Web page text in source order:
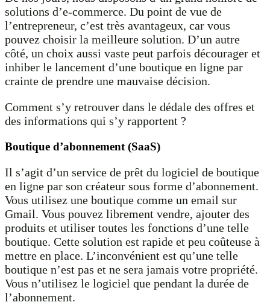
solutions d’e-commerce. Du point de vue de
l’entrepreneur, c’est très avantageux, car vous
pouvez choisir la meilleure solution. D’un autre
côté, un choix aussi vaste peut parfois décourager et
inhiber le lancement d’une boutique en ligne par
crainte de prendre une mauvaise décision.
Comment s’y retrouver dans le dédale des offres et
des informations qui s’y rapportent ?
Boutique d’abonnement (SaaS)
Il s’agit d’un service de prêt du logiciel de boutique
en ligne par son créateur sous forme d’abonnement.
Vous utilisez une boutique comme un email sur
Gmail. Vous pouvez librement vendre, ajouter des
produits et utiliser toutes les fonctions d’une telle
boutique. Cette solution est rapide et peu coûteuse à
mettre en place. L’inconvénient est qu’une telle
boutique n’est pas et ne sera jamais votre propriété.
Vous n’utilisez le logiciel que pendant la durée de
l’abonnement.